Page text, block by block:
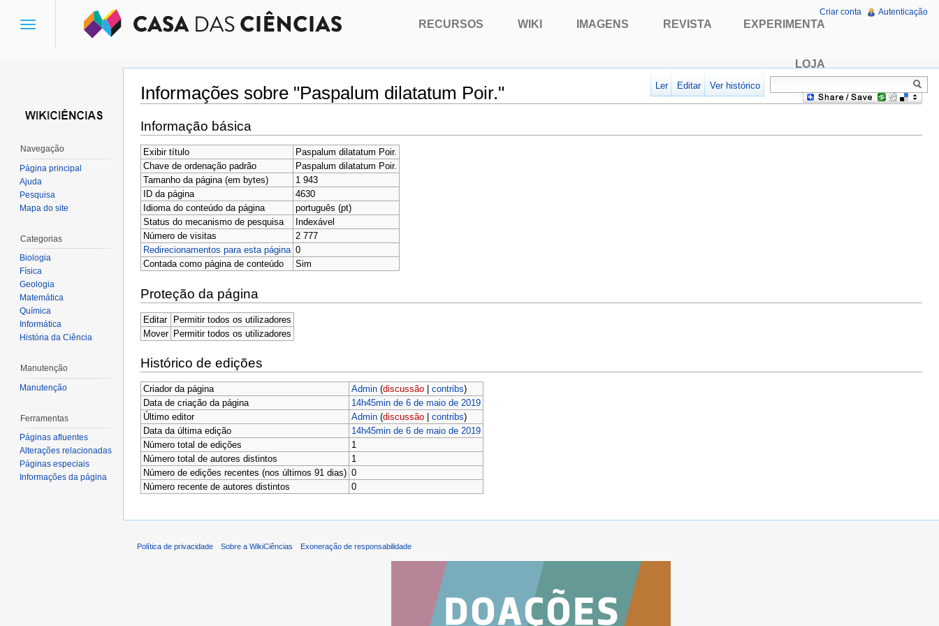
Informações sobre "Paspalum dilatatum Poir."
Ir para:navegação,pesquisa
Informação básica
Exibir título
Paspalum dilatatum Poir.
Chave de ordenação padrão
Paspalum dilatatum Poir.
Tamanho da página (em bytes)
1 943
ID da página
4630
Idioma do conteúdo da página
português (pt)
Status do mecanismo de pesquisa
Indexável
Número de visitas
2 777
Redirecionamentos para esta página 0
Contada como página de conteúdo
Sim
Proteção da página
Editar
Permitir todos os utilizadores
Mover Permitir todos os utilizadores
Histórico de edições
Criador da página Admin (discussão| contribs)
Data de criação da página
14h45min de 6 de maio de 2019
Último editor
Admin (discussão| contribs)
Data da última edição
14h45min de 6 de maio de 2019
Número total de edições
1
Número total de autores distintos
1
Número de edições recentes (nos últimos 91 dias) 0
Número recente de autores distintos
0
Toggle
RECURSOS WIKI IMAGENS REVISTA EXPERIMENTA
LOJA
Criar conta Autenticação
Ler Editar Ver histórico
Navegação
Página principal
Ajuda
Pesquisa
Mapa do site
Categorias
Biologia
Física
Geologia
Matemática
Química
Informática
História da Ciência
Manutenção
Manutenção
Ferramentas
Páginas afluentes
Alterações relacionadas
Páginas especiais
Informações da página
Política de privacidade Sobre a WikiCiências Exoneração de responsabilidade